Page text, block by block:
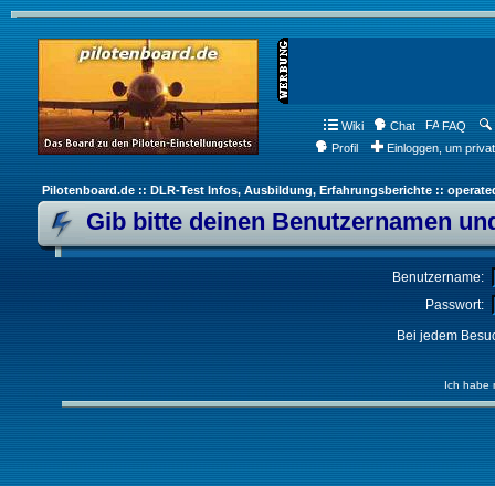
Wiki Chat FAQ
Profil
Einloggen, um
Pilotenboard.de :: DLR-Test Infos, Ausbildung, Erfahrungsberichte ::
Gib bitte deinen Benutzernamen
Benutzername:
Passwort:
Bei jedem
Ich habe